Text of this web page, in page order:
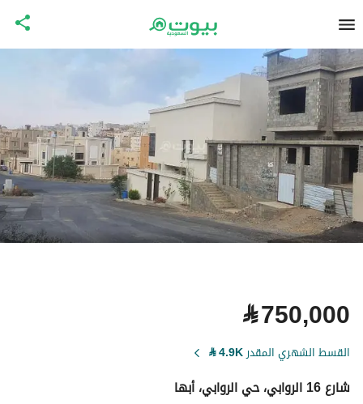
⃁750,000
القسط الشهري المقدر4.9K
⃁
شارع 16 الروابي، حي الروابي، أبها